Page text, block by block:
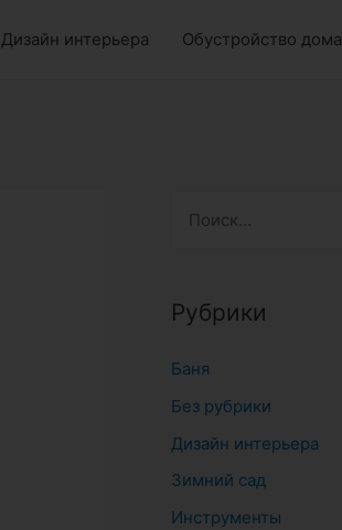
Дизайн интерьера Обустройство дома
т
:
Рубрики
Баня
Без рубрики
Дизайн интерьера
Зимний сад
Инструменты